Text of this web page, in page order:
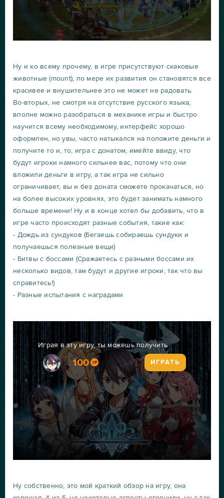
Ну и ко всему прочему, в игре присутствуют скаковые
животные (mount), по мере их развития он становятся все
красивее и внушительнее это не может не радовать.
Во-вторых, не смотря на отсутствие русского языка,
вполне можно разобраться в механике игры и быстро
научится всему необходимому, интерфейс хорошо
оформлен, но увы, часто натыкался на положите деньги и
получите то и, то, игра с донатом, имейте ввиду, что
будут игроки намного сильнее вас, потому что они
вложили деньги в игру, а так игра не сильно
ограничивает, вы и без доната сможете прокачаться, но
на более высоких уровнях, это будет занимать намного
больше времени! Ну и в конце хотел бы добавить, что в
игре часто происходят разные события, такие как:
- Дождь из сундуков (Бегаешь собираешь сундуки и
получаешься полезные вещи)
- Битвы с боссами (Сражаетесь с разными боссами их
несколько видов, там будут и другие игроки, так что вы
справитесь!)
- Разные испытания с наградами
Играя в эту игру, ты можешь получить
100 ИГРАТЬ
Ну собственно, это мой краткий обзор на игру, она